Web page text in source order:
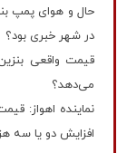
در شهر خبری بود؟
قیمت واقعی
می‌دهد؟
افزایش دو یا سه